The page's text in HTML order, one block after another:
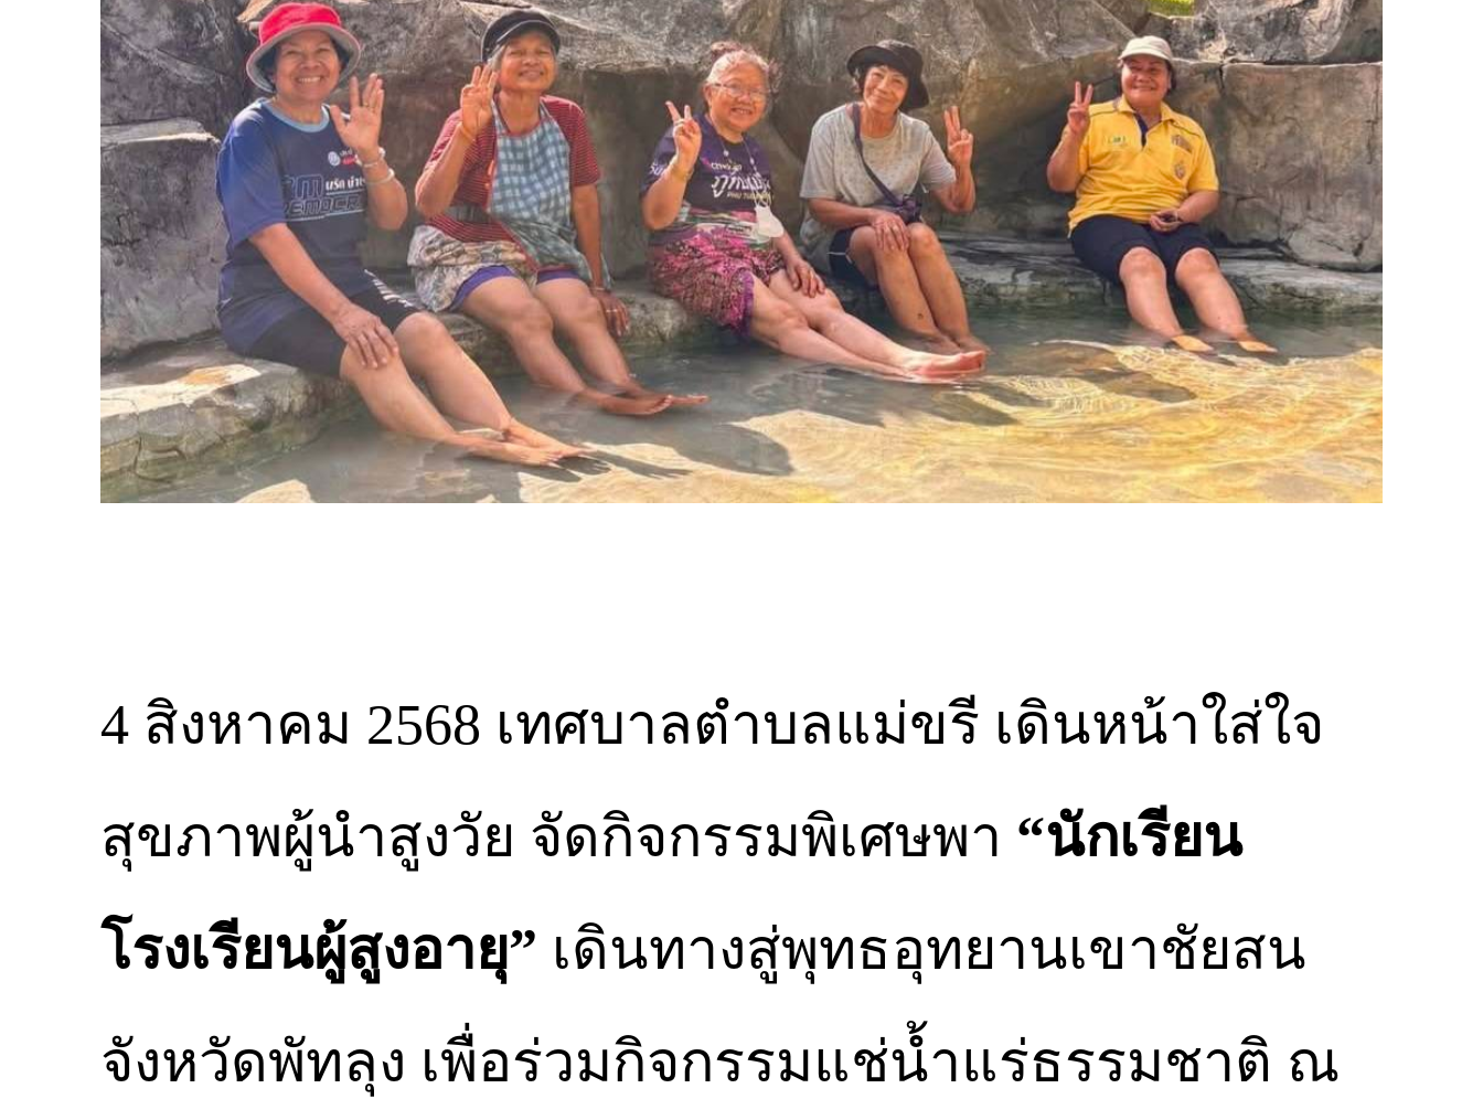
4 สิงหาคม 2568 เทศบาลตำบลแม่ขรี เดินหน้าใส่ใจ
สุขภาพผู้นำสูงวัย จัดกิจกรรมพิเศษพา “นักเรียน
โรงเรียนผู้สูงอายุ” เดินทางสู่พุทธอุทยานเขาชัยสน
จังหวัดพัทลุง เพื่อร่วมกิจกรรมแช่น้ำแร่ธรรมชาติ ณ